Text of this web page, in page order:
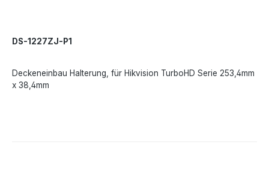
DS-1227ZJ-P1
Deckeneinbau Halterung, für Hikvision TurboHD Serie 253,4mm
x 38,4mm